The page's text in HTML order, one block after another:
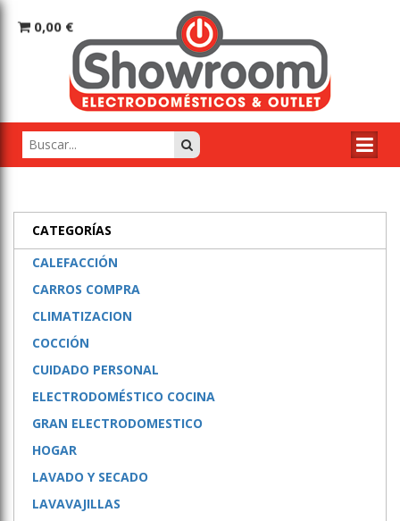
0,00 €
CATEGORÍAS
CALEFACCIÓN
CARROS COMPRA
CLIMATIZACION
COCCIÓN
CUIDADO PERSONAL
ELECTRODOMÉSTICO COCINA
GRAN ELECTRODOMESTICO
HOGAR
LAVADO Y SECADO
LAVAVAJILLAS